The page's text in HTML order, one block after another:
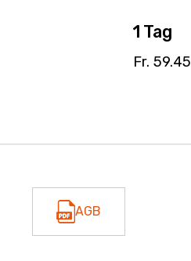
1 Tag
Fr. 59.45
AGB